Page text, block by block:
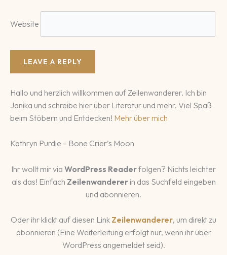
Website
Hallo und herzlich willkommen auf Zeilenwanderer. Ich bin
Janika und schreibe hier über Literatur und mehr. Viel Spaß
beim Stöbern und Entdecken! Mehr über mich
Kathryn Purdie – Bone Crier’s Moon
Ihr wollt mir via WordPress Readerfolgen? Nichts leichter
als das! Einfach Zeilenwandererin das Suchfeld eingeben
und abonnieren.
Oder ihr klickt auf diesen Link Zeilenwanderer, um direkt zu
abonnieren (Eine Weiterleitung erfolgt nur, wenn ihr über
WordPress angemeldet seid).